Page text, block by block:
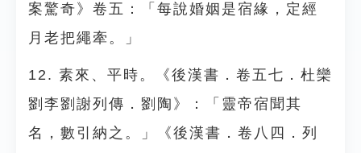
案驚奇》卷五：「每說婚姻是宿緣，定經
月老把繩牽。」
12. 素來、平時。《後漢書．卷五七．杜欒
劉李劉謝列傳．劉陶》：「靈帝宿聞其
名，數引納之。」《後漢書．卷八四．列